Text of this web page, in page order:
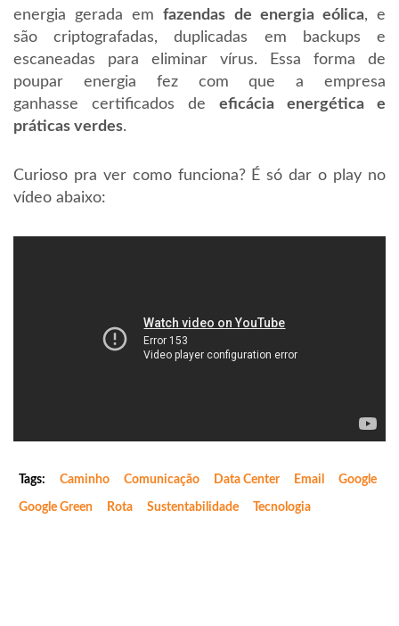
energia gerada emfazendas de energia eólica, e
são criptografadas, duplicadas em backups e
escaneadas para eliminar vírus. Essa forma de
poupar energia fez com que a empresa
ganhasse certificados de eficácia energética e
práticas verdes.
Curioso pra ver como funciona? É só dar o play no
vídeo abaixo:
Tags: Caminho Comunicação Data Center Email Google
Google Green Rota Sustentabilidade Tecnologia